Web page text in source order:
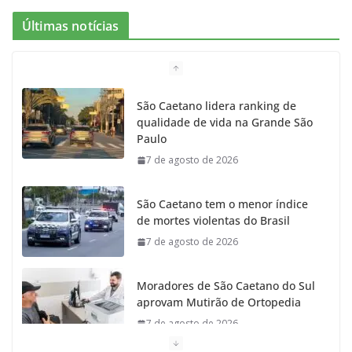
b
o
o
k
a
g
r
a
m
k t
r
u
e
Últimas notícias
São Caetano lidera ranking de
qualidade de vida na Grande São
Paulo
7 de agosto de 2026
São Caetano tem o menor índice
de mortes violentas do Brasil
7 de agosto de 2026
Moradores de São Caetano do Sul
aprovam Mutirão de Ortopedia
7 de agosto de 2026